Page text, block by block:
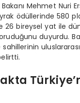
Mehmet Nuri
ödüllerinde 580
26 bireysel yat ile
duyurdu.
sahillerinin